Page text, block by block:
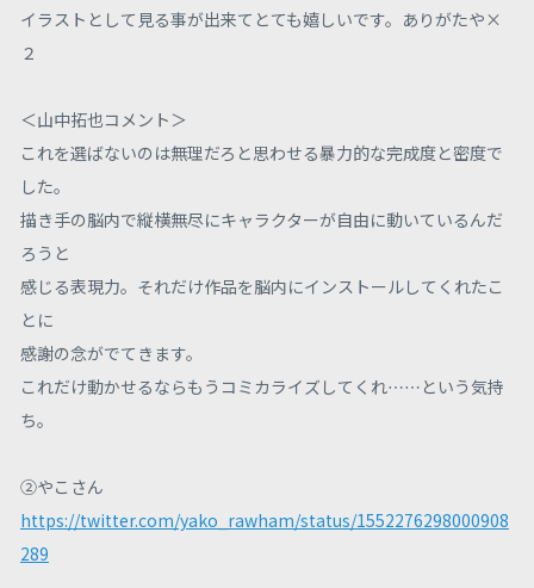
イラストとして見る事が出来てとても嬉しいです。ありがたや×
２
＜山中拓也コメント＞
これを選ばないのは無理だろと思わせる暴力的な完成度と密度で
した。
描き手の脳内で縦横無尽にキャラクターが自由に動いているんだ
ろうと
感じる表現力。それだけ作品を脳内にインストールしてくれたこ
とに
感謝の念がでてきます。
これだけ動かせるならもうコミカライズしてくれ……という気持
ち。
②やこさん
https://twitter.com/yako_rawham/status/1552276298000908
289